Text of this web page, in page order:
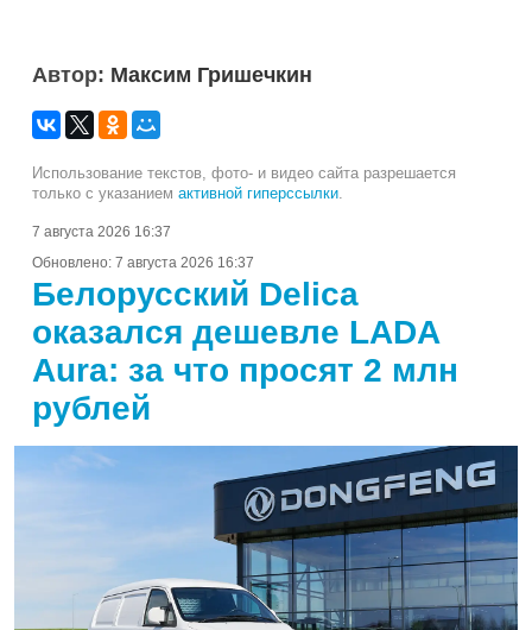
Автор: Максим Гришечкин
Использование текстов, фото- и видео сайта разрешается
только с указанием активной гиперссылки.
7 августа 2026 16:37
Обновлено: 7 августа 2026 16:37
Белорусский Delica
оказался дешевле LADA
Aura: за что просят 2 млн
рублей